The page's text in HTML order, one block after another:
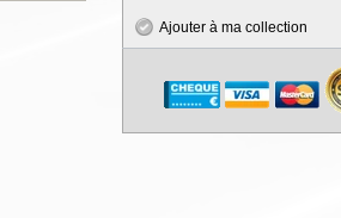
Ajouter à ma collection